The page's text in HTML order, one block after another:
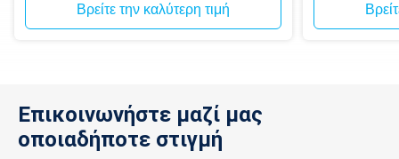
Βρείτε την καλύτερη τιμή
Επικοινωνήστε μαζί μας
οποιαδήποτε στιγμή